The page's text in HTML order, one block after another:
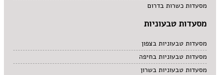
מסעדות כשרות בדרום
מסעדות טבעוניות
מסעדות טבעוניות בצפון
מסעדות טבעוניות בחיפה
מסעדות טבעוניות בשרון